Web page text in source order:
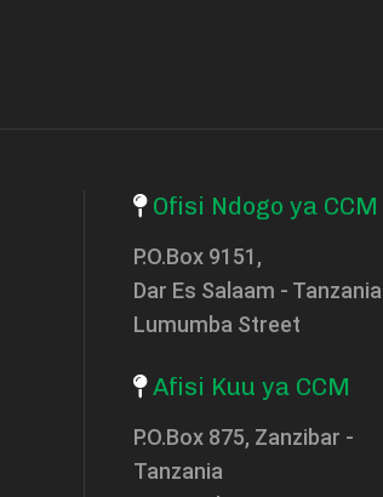
Ofisi Ndogo ya CCM
P.O.Box 9151,
Dar Es Salaam - Tanzania
Lumumba Street
Afisi Kuu ya CCM
P.O.Box 875, Zanzibar -
Tanzania